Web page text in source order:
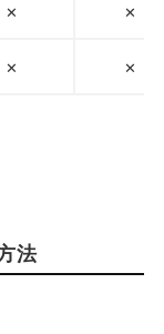
✕ ✕
✕ ✕
法